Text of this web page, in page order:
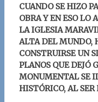
CUANDO SE HIZO
OBRA Y EN ESO LO
LA IGLESIA
ALTA DEL MUNDO,
CONSTRUIRSE UN
PLANOS QUE DEJÓ
MONUMENTAL SE
HISTÓRICO, AL SER